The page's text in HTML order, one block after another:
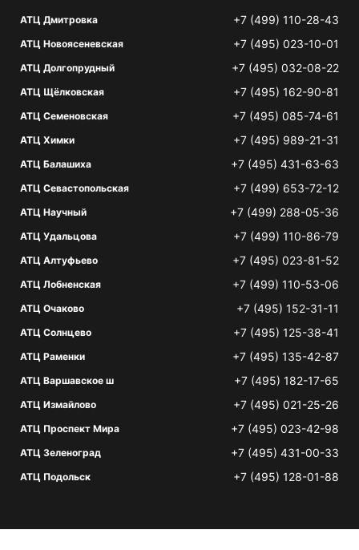
АТЦ Дмитровка +7 (499) 110-28-43
АТЦ Новоясеневская +7 (495) 023-10-01
АТЦ Долгопрудный +7 (495) 032-08-22
АТЦ Щёлковская +7 (495) 162-90-81
АТЦ Семеновская +7 (495) 085-74-61
АТЦ Химки +7 (495) 989-21-31
АТЦ Балашиха +7 (495) 431-63-63
АТЦ Севастопольская +7 (499) 653-72-12
АТЦ Научный +7 (499) 288-05-36
АТЦ Удальцова +7 (499) 110-86-79
АТЦ Алтуфьево +7 (495) 023-81-52
АТЦ Лобненская +7 (499) 110-53-06
АТЦ Очаково +7 (495) 152-31-11
АТЦ Солнцево +7 (495) 125-38-41
АТЦ Раменки +7 (495) 135-42-87
АТЦ Варшавское ш +7 (495) 182-17-65
АТЦ Измайлово +7 (495) 021-25-26
АТЦ Проспект Мира +7 (495) 023-42-98
АТЦ Зеленоград +7 (495) 431-00-33
АТЦ Подольск +7 (495) 128-01-88